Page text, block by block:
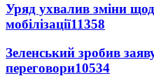
Уряд ухвалив зміни
мобілізації11358
Зеленський зробив
переговори10534